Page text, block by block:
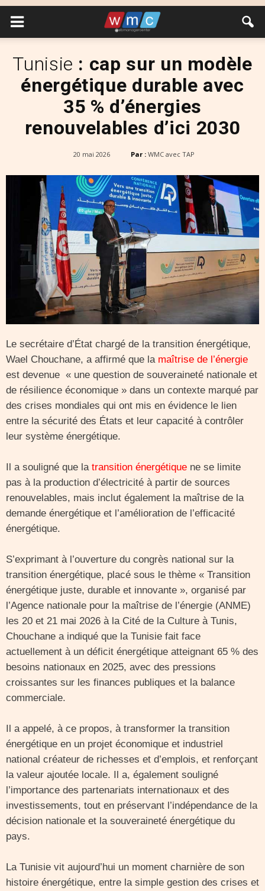
Tunisie : cap sur un modèle
énergétique durable avec
35 % d’énergies
renouvelables d’ici 2030
20 mai 2026 Par : WMC avec TAP
Le secrétaire d’État chargé de la transition énergétique,
Wael Chouchane, a affirmé que la maîtrise de l’énergie
est devenue « une question de souveraineté nationale et
de résilience économique » dans un contexte marqué par
des crises mondiales qui ont mis en évidence le lien
entre la sécurité des États et leur capacité à contrôler
leur système énergétique.
Il a souligné que la transition énergétique ne se limite
pas à la production d’électricité à partir de sources
renouvelables, mais inclut également la maîtrise de la
demande énergétique et l’amélioration de l’efficacité
énergétique.
S’exprimant à l’ouverture du congrès national sur la
transition énergétique, placé sous le thème « Transition
énergétique juste, durable et innovante », organisé par
l’Agence nationale pour la maîtrise de l’énergie (ANME)
les 20 et 21 mai 2026 à la Cité de la Culture à Tunis,
Chouchane a indiqué que la Tunisie fait face
actuellement à un déficit énergétique atteignant 65 % des
besoins nationaux en 2025, avec des pressions
croissantes sur les finances publiques et la balance
commerciale.
Il a appelé, à ce propos, à transformer la transition
énergétique en un projet économique et industriel
national créateur de richesses et d’emplois, et renforçant
la valeur ajoutée locale. Il a, également souligné
l’importance des partenariats internationaux et des
investissements, tout en préservant l’indépendance de la
décision nationale et la souveraineté énergétique du
pays.
La Tunisie vit aujourd’hui un moment charnière de son
histoire énergétique, entre la simple gestion des crises et